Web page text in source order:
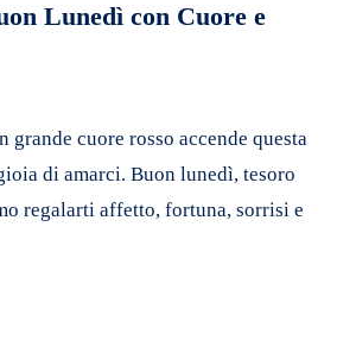
Lunedì con Cuore e
grande cuore rosso accende questa
di amarci. Buon lunedì, tesoro
regalarti affetto, fortuna, sorrisi e